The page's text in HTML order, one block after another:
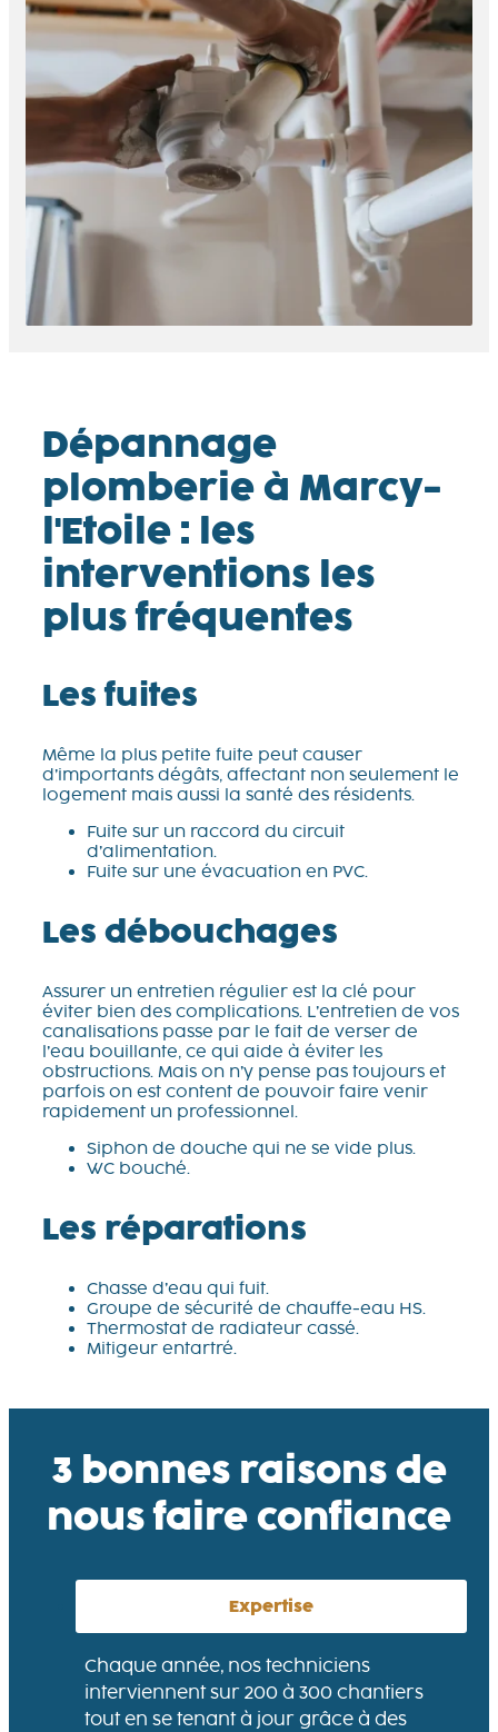
Dépannage
plomberie à Marcy-
l'Etoile : les
interventions les
plus fréquentes
Les fuites
Même la plus petite fuite peut causer
d’importants dégâts, affectant non seulement le
logement mais aussi la santé des résidents.
Fuite sur un raccord du circuit
d’alimentation.
Fuite sur une évacuation en PVC.
Les débouchages
Assurer un entretien régulier est la clé pour
éviter bien des complications. L’entretien de vos
canalisations passe par le fait de verser de
l’eau bouillante, ce qui aide à éviter les
obstructions. Mais on n’y pense pas toujours et
parfois on est content de pouvoir faire venir
rapidement un professionnel.
Siphon de douche qui ne se vide plus.
WC bouché.
Les réparations
Chasse d’eau qui fuit.
Groupe de sécurité de chauffe-eau HS.
Thermostat de radiateur cassé.
Mitigeur entartré.
3 bonnes raisons de
nous faire confiance
Expertise
Chaque année, nos techniciens
interviennent sur 200 à 300 chantiers
tout en se tenant à jour grâce à des